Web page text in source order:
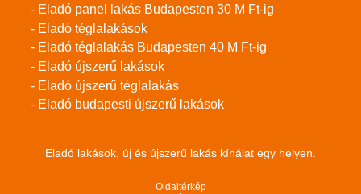
- Eladó panel lakás Budapesten 30 M Ft-ig
- Eladó téglalakások
- Eladó téglalakás Budapesten 40 M Ft-ig
- Eladó újszerű lakások
- Eladó újszerű téglalakás
- Eladó budapesti újszerű lakások
Eladó lakások, új és újszerű lakás kínálat egy helyen.
Oldaltérkép